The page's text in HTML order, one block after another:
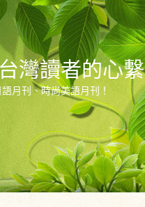
灣讀者的心繫
月刊、時尚美語月刊！